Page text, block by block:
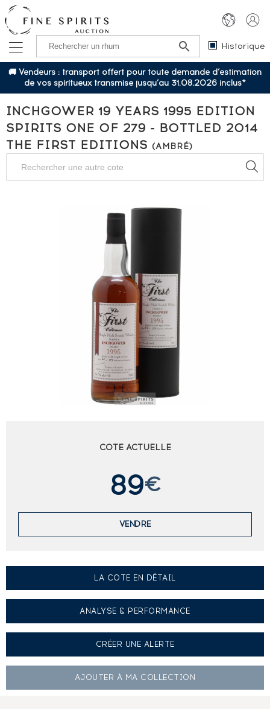
Historique
🚚 Vendeurs : transport offert pour toute demande d’estimation
de vos spiritueux transmise jusqu’au 31.08.2026 inclus*
INCHGOWER 19 YEARS 1995 EDITION
SPIRITS ONE OF 279 - BOTTLED 2014
THE FIRST EDITIONS (AMBRÉ)
COTE ACTUELLE
89€
VENDRE
LA COTE EN DÉTAIL
ANALYSE & PERFORMANCE
CRÉER UNE ALERTE
AJOUTER À MA COLLECTION